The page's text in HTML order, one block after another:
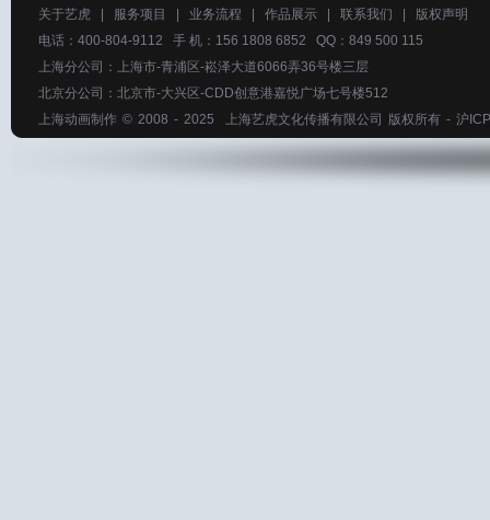
关于艺虎 服务项目 业务流程 作品展示 联系我们
版权声明
电话：400-804-9112 手 机：156 1808 6852 QQ：849 500 115
上海分公司：上海市-青浦区-崧泽大道6066弄36号楼三层
北京分公司：北京市-大兴区-CDD创意港嘉悦广场七号楼512
上海动画制作 © 2008 - 2025 上海艺虎文化传播有限公司 版权所有 - 沪